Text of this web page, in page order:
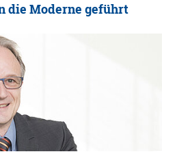
die Moderne geführt